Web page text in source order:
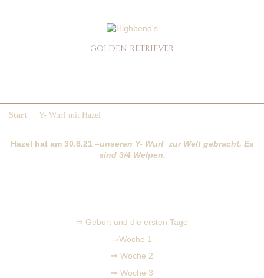
GOLDEN RETRIEVER
Start Y- Wurf mit Hazel
Hazel hat am 30.8.21 –unseren Y- Wurf zur Welt gebracht. Es
sind 3/4 Welpen.
⇒ Geburt und die ersten Tage
⇒Woche 1
⇒ Woche 2
⇒ Woche 3